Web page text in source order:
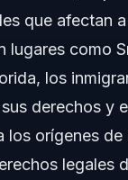
en 2026
de Protestas
las Protestas
de Eventos
que afectan
lugares como
los
derechos y
los orígenes de
legales